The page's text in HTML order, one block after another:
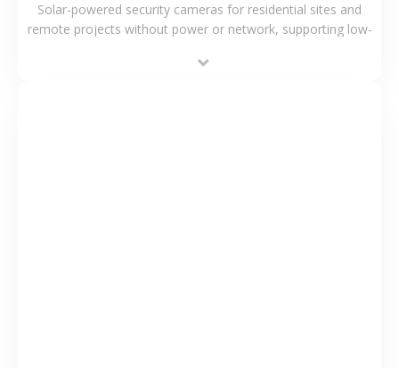
Solar-powered security cameras for residential sites and
remote projects without power or network, supporting low-
monitoring.